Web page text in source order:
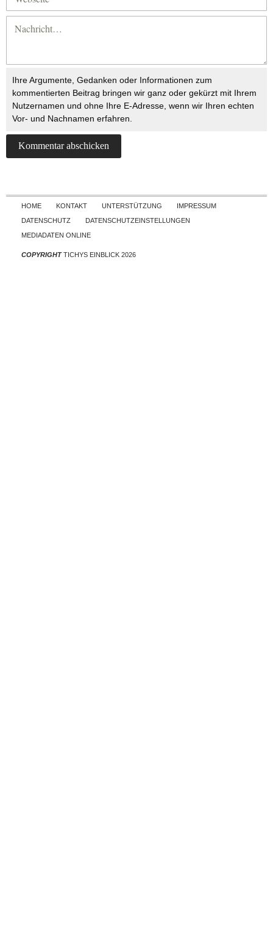
Ihre Argumente, Gedanken oder Informationen zum
kommentierten Beitrag bringen wir ganz oder gekürzt mit Ihrem
Nutzernamen und ohne Ihre E-Adresse, wenn wir Ihren echten
Vor- und Nachnamen erfahren.
Skip to content
HOME KONTAKT UNTERSTÜTZUNG
IMPRESSUM
DATENSCHUTZ
DATENSCHUTZEINSTELLUNGEN
MEDIADATEN ONLINE
COPYRIGHTTICHYS EINBLICK 2026